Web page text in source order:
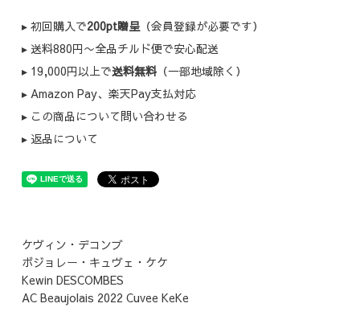
▸ 初回購入で200pt贈呈（会員登録が必要です）
▸ 送料880円〜全品チルド便で安心配送
▸ 19,000円以上で送料無料（一部地域除く）
▸ Amazon Pay、楽天Pay支払対応
▸ この商品について問い合わせる
▸ 返品について
ケヴィン・デコンブ
ボジョレー・キュヴェ・ケケ
Kewin DESCOMBES
AC Beaujolais 2022 Cuvee KeKe